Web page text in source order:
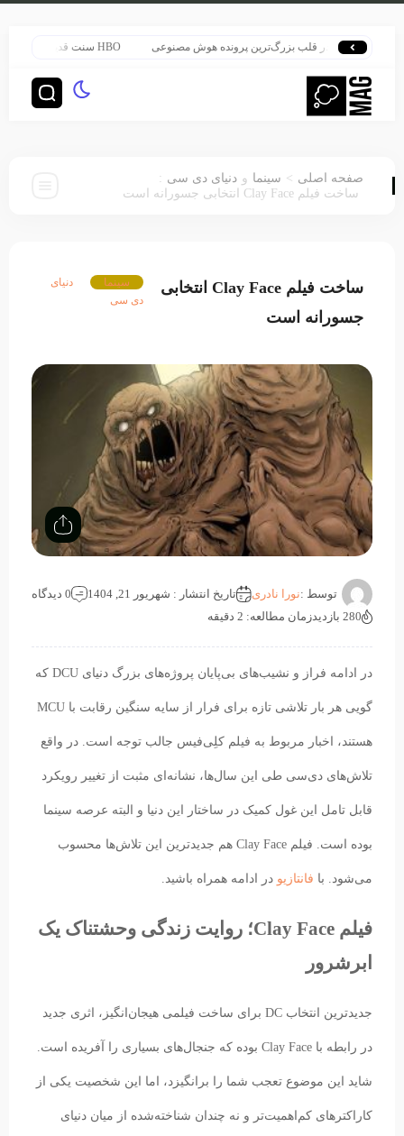
هری پاتر در قلب بزرگ‌ترین پرونده هوش مصنوعی HBO سنت قدیمی خود را برای پخش سریال هری پاتر تغییر داد
صفحه اصلی > سینما و دنیای دی سی :
ساخت فیلم Clay Face انتخابی جسورانه است
ساخت فیلم Clay Face انتخابی
جسورانه است
سینما
دنیای
دی سی
توسط :نورا نادری تاریخ انتشار : شهریور 21, 1404
0 دیدگاه
280 بازدید
زمان مطالعه: 2 دقیقه
در ادامه فراز و نشیب‌های بی‌پایان پروژه‌های بزرگ دنیای DCU که
گویی هر بار تلاشی تازه برای فرار از سایه سنگین رقابت با MCU
هستند، اخبار مربوط به فیلم کلِی‌فیس جالب توجه است. در واقع
تلاش‌های دی‌سی‌ طی این سال‌ها، نشانه‌ای مثبت از تغییر رویکرد
قابل تامل این غول کمیک در ساختار این دنیا و البته عرصه سینما
بوده است. فیلم Clay Face هم جدیدترین این تلاش‌ها محسوب
می‌شود. با فانتازیو در ادامه همراه باشید.
فیلم Clay Face؛ روایت زندگی وحشتناک یک
ابرشرور
جدیدترین انتخاب DC برای ساخت فیلمی هیجان‌انگیز، اثری جدید
در رابطه با Clay Face بوده که جنجال‌های بسیاری را آفریده است.
شاید این موضوع تعجب شما را برانگیزد، اما این شخصیت یکی از
کاراکترهای کم‌اهمیت‌تر و نه چندان شناخته‌شده از میان دنیای